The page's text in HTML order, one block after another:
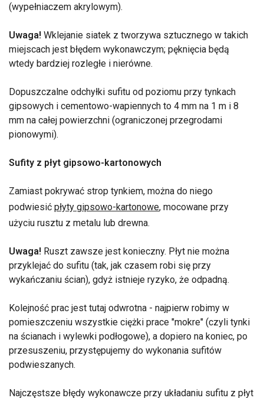
(wypełniaczem akrylowym).
Uwaga! Wklejanie siatek z tworzywa sztucznego w takich
miejscach jest błędem wykonawczym; pęknięcia będą
wtedy bardziej rozległe i nierówne.
Dopuszczalne odchyłki sufitu od poziomu przy tynkach
gipsowych i cementowo-wapiennych to 4 mm na 1 m i 8
mm na całej powierzchni (ograniczonej przegrodami
pionowymi).
Sufity z płyt gipsowo-kartonowych
Zamiast pokrywać strop tynkiem, można do niego
podwiesić płyty gipsowo-kartonowe, mocowane przy
użyciu rusztu z metalu lub drewna.
Uwaga! Ruszt zawsze jest konieczny. Płyt nie można
przyklejać do sufitu (tak, jak czasem robi się przy
wykańczaniu ścian), gdyż istnieje ryzyko, że odpadną.
Kolejność prac jest tutaj odwrotna - najpierw robimy w
pomieszczeniu wszystkie ciężki prace "mokre" (czyli tynki
na ścianach i wylewki podłogowe), a dopiero na koniec, po
przesuszeniu, przystępujemy do wykonania sufitów
podwieszanych.
Najczęstsze błędy wykonawcze przy układaniu sufitu z płyt